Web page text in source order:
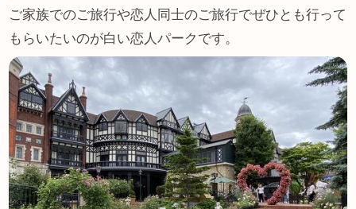
ご家族でのご旅行や恋人同士のご旅行でぜひとも行って
もらいたいのが白い恋人パークです。